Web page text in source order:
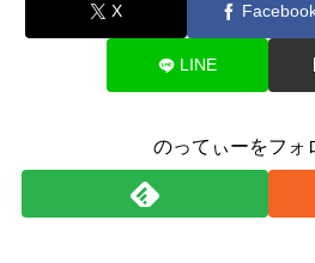
X
LINE
のってぃーをフォ